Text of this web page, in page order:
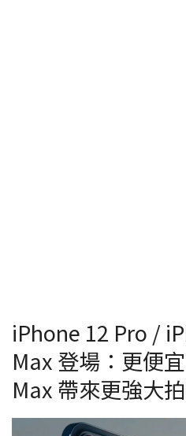
iPhone 12 Pro /
Max 登場：更便
Max 帶來更強大